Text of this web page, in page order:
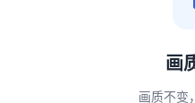
画
画质不变